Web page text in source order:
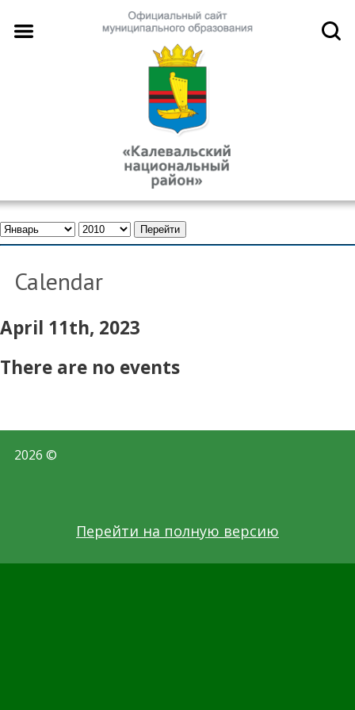
Calendar
April 11th, 2023
There are no events
2026 ©
Перейти на полную версию